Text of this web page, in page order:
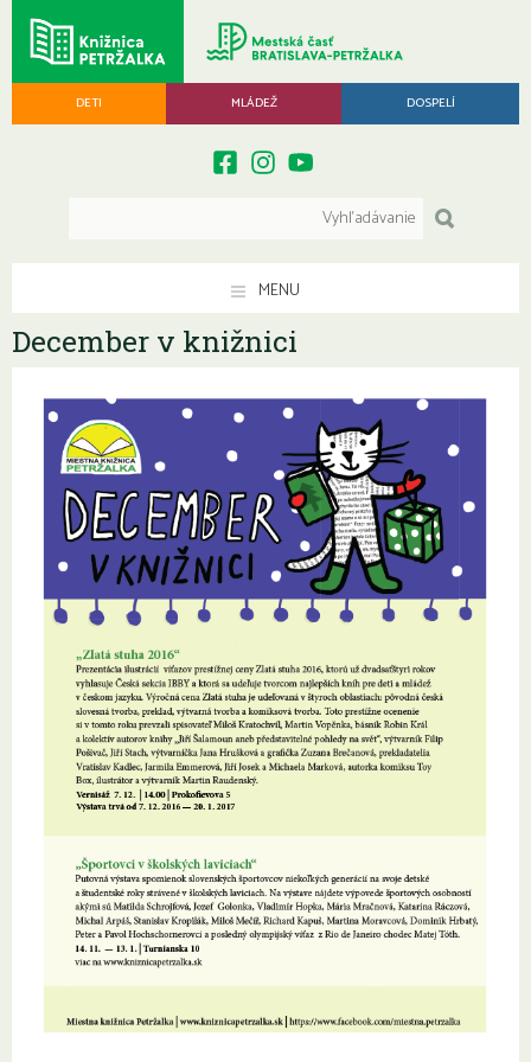
DETI MLÁDEŽ DOSPELÍ
MENU
December v knižnici